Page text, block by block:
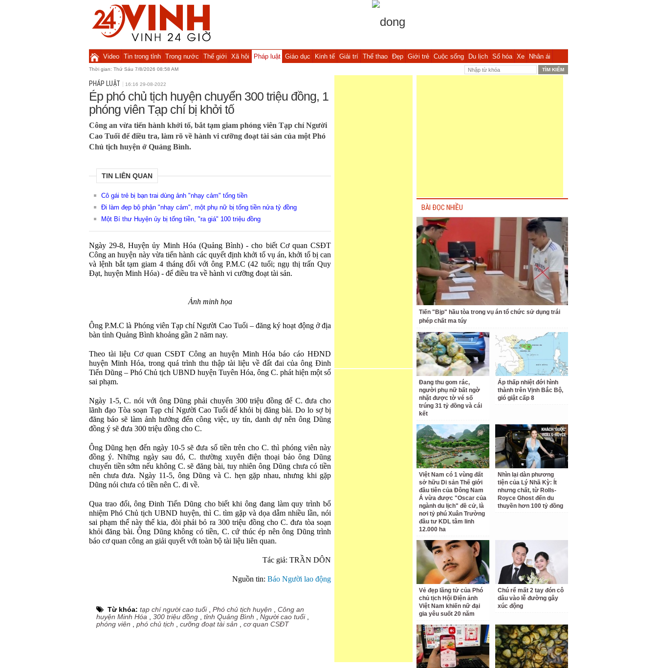
Video Tin trong tỉnh Trong nước Thế giới Xã hội Pháp luật Giáo dục Kinh tế Giải trí Thể thao Đẹp Giới trẻ Cuộc sống Du lịch Số hóa Xe Nhân ái
Thời gian: Thứ Sáu 7/8/2026 08:58 AM
PHÁP LUẬT 16:16 29-08-2022
Ép phó chủ tịch huyện chuyển 300 triệu đồng, 1
phóng viên Tạp chí bị khởi tố
Công an vừa tiến hành khởi tố, bắt tạm giam phóng viên Tạp chí Người
Cao Tuổi để điều tra, làm rõ về hành vi cưỡng đoạt tài sản của một Phó
Chủ tịch huyện ở Quảng Bình.
TIN LIÊN QUAN
Cô gái trẻ bị bạn trai dùng ảnh "nhạy cảm" tống tiền
Đi làm đẹp bộ phận "nhạy cảm", một phụ nữ bị tống tiền nửa tỷ đồng
Một Bí thư Huyện ủy bị tống tiền, "ra giá" 100 triệu đồng
Ngày 29-8, Huyện ủy Minh Hóa (Quảng Bình) - cho biết Cơ quan CSĐT
Công an huyện này vừa tiến hành các quyết định khởi tố vụ án, khởi tố bị can
và lệnh bắt tạm giam 4 tháng đối với ông P.M.C (42 tuổi; ngụ thị trấn Quy
Đạt, huyện Minh Hóa) - để điều tra về hành vi cưỡng đoạt tài sản.
Ảnh minh họa
Ông P.M.C là Phóng viên Tạp chí Người Cao Tuổi – đăng ký hoạt động ở địa
bàn tỉnh Quảng Bình khoảng gần 2 năm nay.
Theo tài liệu Cơ quan CSĐT Công an huyện Minh Hóa báo cáo HĐND
huyện Minh Hóa, trong quá trình thu thập tài liệu về đất đai của ông Đinh
Tiến Dũng – Phó Chủ tịch UBND huyện Tuyên Hóa, ông C. phát hiện một số
sai phạm.
Ngày 1-5, C. nói với ông Dũng phải chuyển 300 triệu đồng để C. đưa cho
lãnh đạo Tòa soạn Tạp chí Người Cao Tuổi để khỏi bị đăng bài. Do lo sợ bị
đăng báo sẽ làm ảnh hưởng đến công việc, uy tín, danh dự nên ông Dũng
đồng ý sẽ đưa 300 triệu đồng cho C.
Ông Dũng hẹn đến ngày 10-5 sẽ đưa số tiền trên cho C. thì phóng viên này
đồng ý. Những ngày sau đó, C. thường xuyên điện thoại bảo ông Dũng
chuyển tiền sớm nếu không C. sẽ đăng bài, tuy nhiên ông Dũng chưa có tiền
nên chưa đưa. Ngày 11-5, ông Dũng và C. hẹn gặp nhau, nhưng khi gặp
Dũng nói chưa có tiền nên C. đi về.
Qua trao đổi, ông Đinh Tiến Dũng cho biết khi ông đang làm quy trình bổ
nhiệm Phó Chủ tịch UBND huyện, thì C. tìm gặp và dọa dẫm nhiều lần, nói
sai phạm thế này thế kia, đòi phải bỏ ra 300 triệu đồng cho C. đưa tòa soạn
khỏi đăng bài. Ông Dũng không có tiền, C. cứ thúc ép nên ông Dũng trình
báo cơ quan công an giải quyết với toàn bộ tài liệu liên quan.
Tác giả: TRẦN DÔN
Nguồn tin: Báo Người lao động
Từ khóa: tạp chí người cao tuổi, Phó chủ tịch huyện
Công an
huyện Minh Hóa
300 triệu đồng tỉnh Quảng Bình Người cao tuổi,
phóng viên
phó chủ tịch cưỡng đoạt tài sản cơ quan CSĐT
BÀI ĐỌC NHIỀU
Tiến "Bịp" hầu tòa trong vụ án tổ chức sử dụng trái
phép chất ma túy
Đang thu gom rác,
người phụ nữ bất ngờ
nhặt được tờ vé số
trúng 31 tỷ đồng và cái
kết
Áp thấp nhiệt đới hình
thành trên Vịnh Bắc Bộ,
gió giật cấp 8
Việt Nam có 1 vùng đất
sở hữu Di sản Thế giới
đầu tiên của Đông Nam
Á vừa được "Oscar của
ngành du lịch" đề cử, là
nơi tỷ phú Xuân Trường
đầu tư KDL tâm linh
12.000 ha
Nhìn lại dàn phương
tiện của Lý Nhã Kỳ: Ít
nhưng chất, từ Rolls-
Royce Ghost đến du
thuyền hơn 100 tỷ đồng
Vẻ đẹp lãng tử của Phó
chủ tịch Hội Điện ảnh
Việt Nam khiến nữ đại
gia yêu suốt 20 năm
Chú rể mất 2 tay đón cô
dâu vào lễ đường gây
xúc động